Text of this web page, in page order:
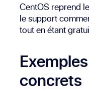
CentOS reprend
le support
tout en étant
concrets